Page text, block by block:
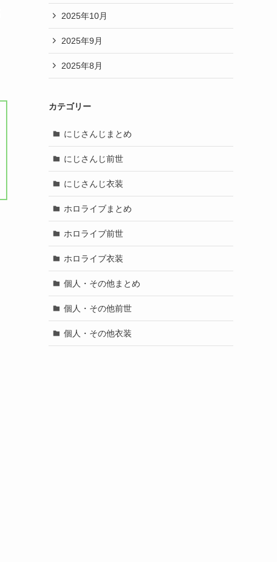
2025年10月
2025年9月
2025年8月
カテゴリー
にじさんじまとめ
にじさんじ前世
にじさんじ衣装
ホロライブまとめ
ホロライブ前世
ホロライブ衣装
個人・その他まとめ
個人・その他前世
個人・その他衣装